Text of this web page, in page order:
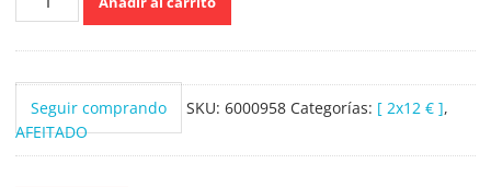
Blue3
6
uds.
cantidad
Seguir comprando SKU: 6000958 Categorías: [ 2x12 € ],
AFEITADO